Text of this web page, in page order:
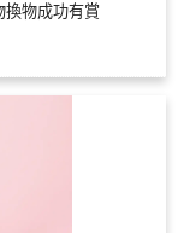
換物成功有賞